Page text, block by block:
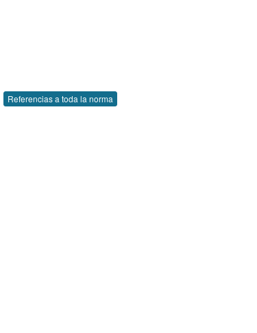
Referencias a toda la norma